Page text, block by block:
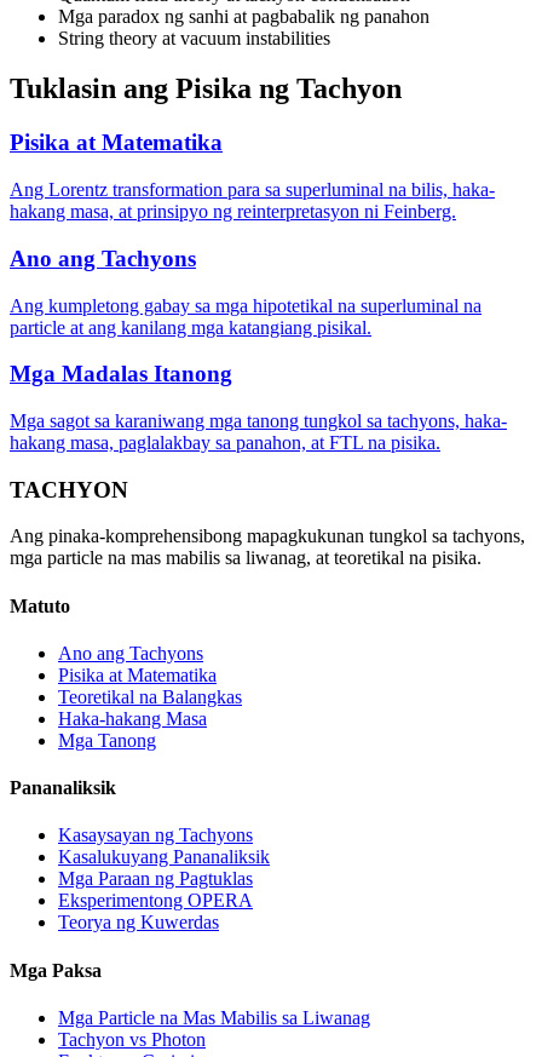
Mga paradox ng sanhi at pagbabalik ng panahon
String theory at vacuum instabilities
Tuklasin ang Pisika ng Tachyon
Pisika at Matematika
Ang Lorentz transformation para sa superluminal na bilis, haka-
hakang masa, at prinsipyo ng reinterpretasyon ni Feinberg.
Ano ang Tachyons
Ang kumpletong gabay sa mga hipotetikal na superluminal na
particle at ang kanilang mga katangiang pisikal.
Mga Madalas Itanong
Mga sagot sa karaniwang mga tanong tungkol sa tachyons, haka-
hakang masa, paglalakbay sa panahon, at FTL na pisika.
TACHYON
Ang pinaka-komprehensibong mapagkukunan tungkol sa tachyons,
mga particle na mas mabilis sa liwanag, at teoretikal na pisika.
Matuto
Ano ang Tachyons
Pisika at Matematika
Teoretikal na Balangkas
Haka-hakang Masa
Mga Tanong
Pananaliksik
Kasaysayan ng Tachyons
Kasalukuyang Pananaliksik
Mga Paraan ng Pagtuklas
Eksperimentong OPERA
Teorya ng Kuwerdas
Mga Paksa
Mga Particle na Mas Mabilis sa Liwanag
Tachyon vs Photon